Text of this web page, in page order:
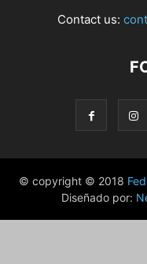
Contact us:
© copyright © 2018
Diseñado por: